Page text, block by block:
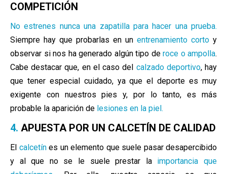
COMPETICIÓN
No estrenes nunca una zapatilla para hacer una prueba.
Siempre hay que probarlas en un entrenamiento corto y
observar si nos ha generado algún tipo de roce o ampolla.
Cabe destacar que, en el caso del calzado deportivo, hay
que tener especial cuidado, ya que el deporte es muy
exigente con nuestros pies y, por lo tanto, es más
probable la aparición de lesiones en la piel.
4. APUESTA POR UN CALCETÍN DE CALIDAD
El calcetínes un elemento que suele pasar desapercibido
y al que no se le suele prestar la importancia que